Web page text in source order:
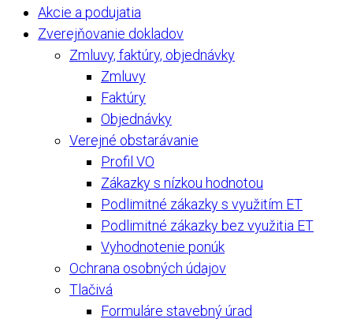
Akcie a podujatia
Zverejňovanie dokladov
Zmluvy, faktúry, objednávky
Zmluvy
Faktúry
Objednávky
Verejné obstarávanie
Profil VO
Zákazky s nízkou hodnotou
Podlimitné zákazky s využitím ET
Podlimitné zákazky bez využitia ET
Vyhodnotenie ponúk
Ochrana osobných údajov
Tlačivá
Formuláre stavebný úrad